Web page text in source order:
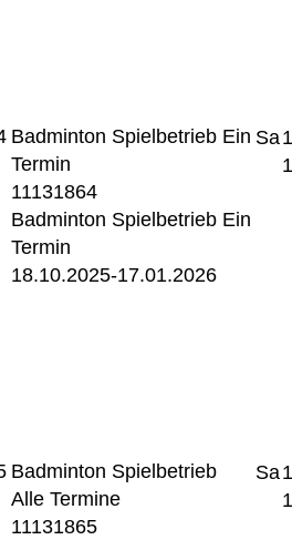
Badminton Spielbetrieb Ein
Termin
11131864
Badminton Spielbetrieb Ein
Termin
18.10.2025-17.01.2026
Sa
Badminton Spielbetrieb
Alle Termine
11131865
Sa